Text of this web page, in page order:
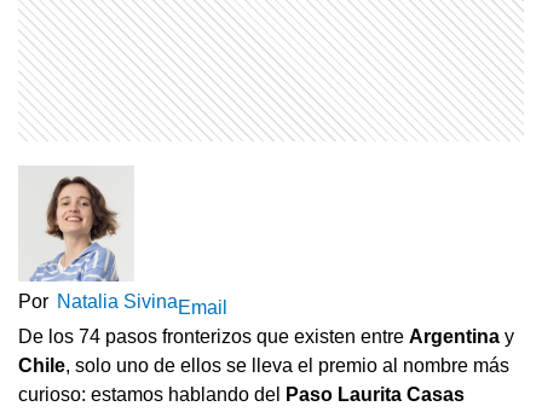
Por Natalia SivinaEmail
De los 74 pasos fronterizos que existen entre Argentina y
Chile, solo uno de ellos se lleva el premio al nombre más
curioso: estamos hablando del
Paso Laurita Casas